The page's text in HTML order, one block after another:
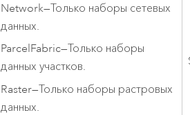
Network—Только наборы сетевых
данных.
ParcelFabric—Только наборы
данных участков.
Raster—Только наборы растровых
данных.